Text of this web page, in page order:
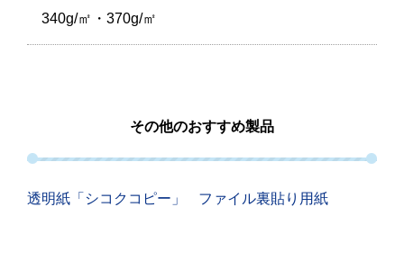
340g/㎡・370g/㎡
その他のおすすめ製品
透明紙「シコクコピー」 ファイル裏貼り用紙